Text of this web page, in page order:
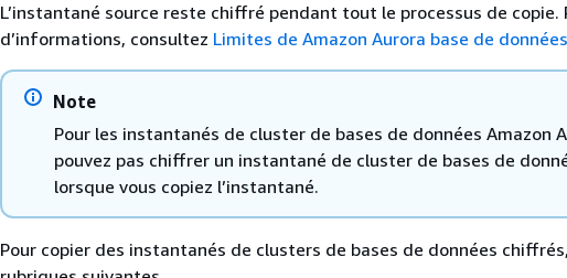
L’instantané source reste chiffré pendant tout le processus de copie.
d’informations, consultez Limites de Amazon Aurora base de
Note
Pour les instantanés de cluster de bases de données Amazon
pouvez pas chiffrer un instantané de cluster de bases de
lorsque vous copiez l’instantané.
Pour copier des instantanés de clusters de bases de données